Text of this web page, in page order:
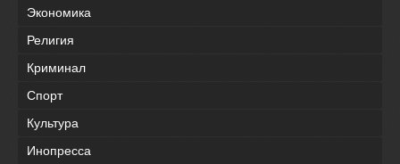
Экономика
Религия
Криминал
Спорт
Культура
Инопресса